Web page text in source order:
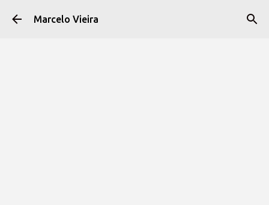
Pular para o conteúdo principal
Marcelo Vieira